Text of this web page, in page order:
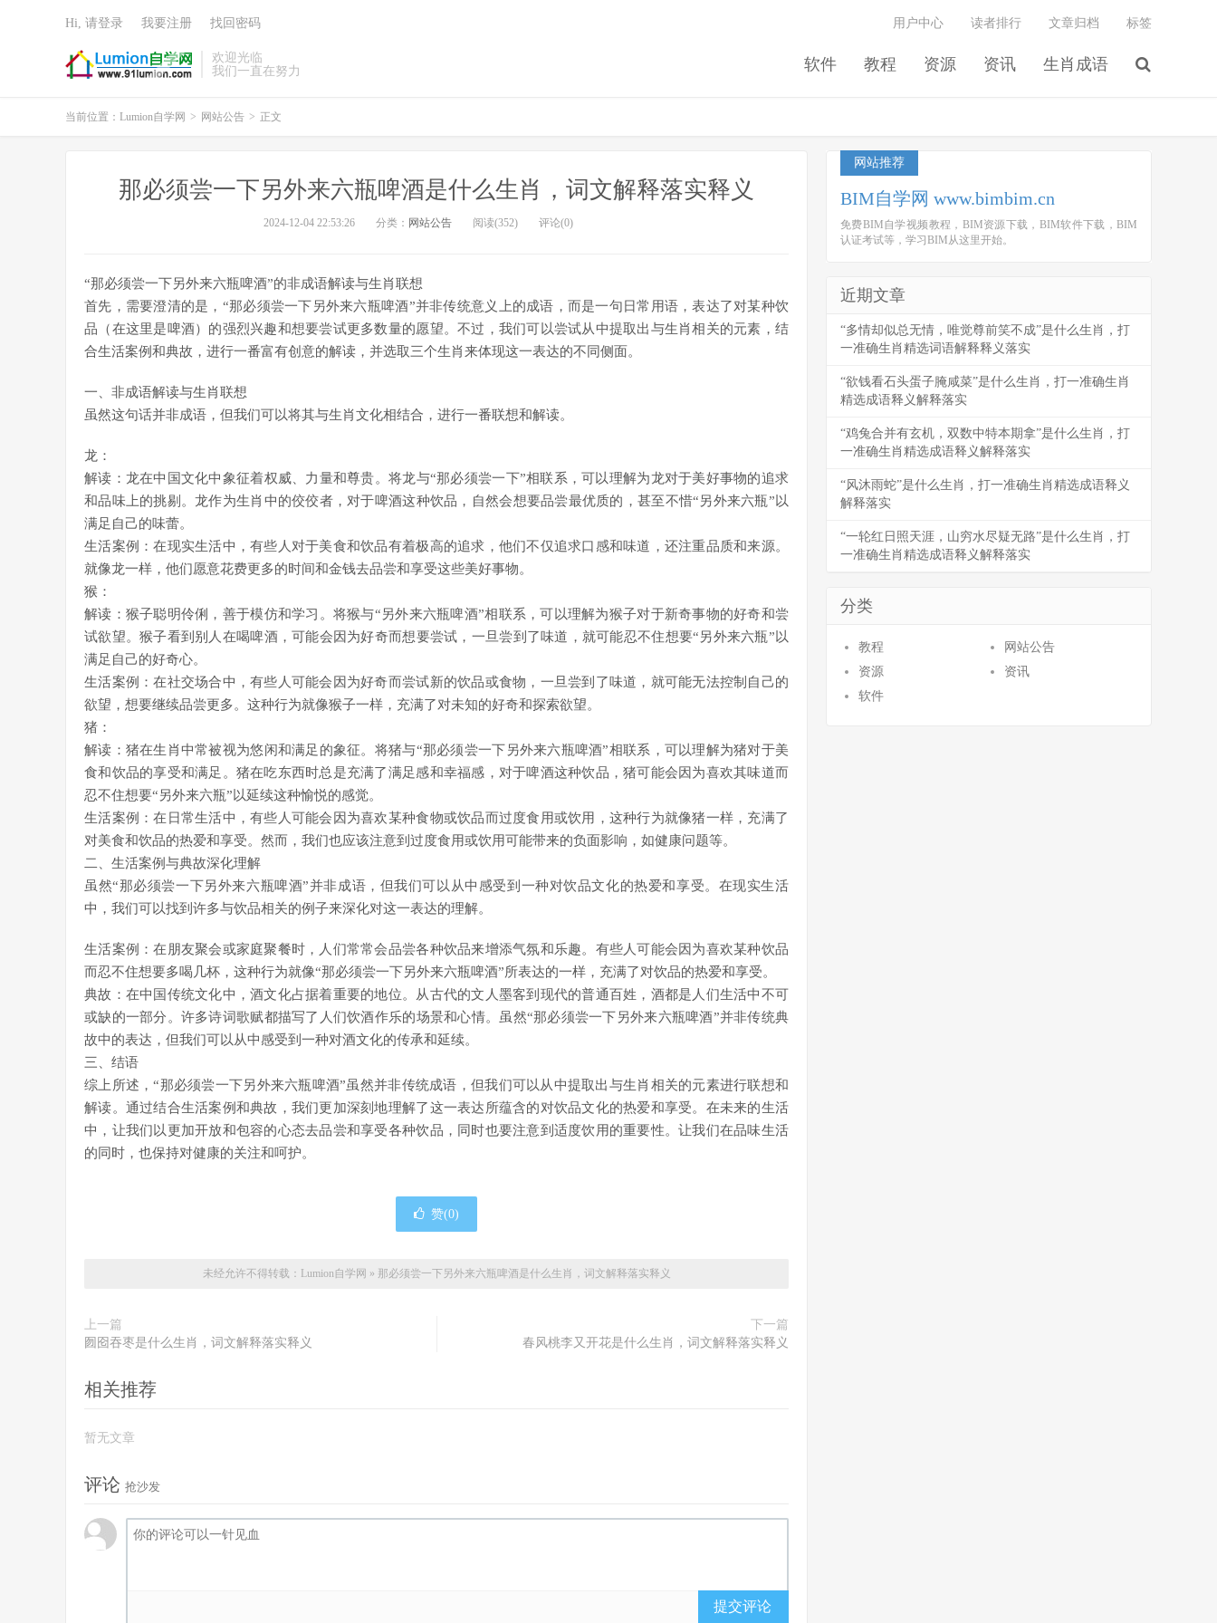
欢迎光临
我们一直在努力
软件 教程 资源 资讯 生肖成语
用户中心 读者排行 文章归档 标签
Hi, 请登录 我要注册 找回密码
当前位置： Lumion自学网 > 网站公告 > 正文
那必须尝一下另外来六瓶啤酒是什么生肖，词文解释落实释义
2024-12-04 22:53:26 分类： 网站公告 阅读(352) 评论(0)
“那必须尝一下另外来六瓶啤酒”的非成语解读与生肖联想
首先，需要澄清的是，“那必须尝一下另外来六瓶啤酒”并非传统意义上的成语，而是一句日常用语，表达了对某种饮
品（在这里是啤酒）的强烈兴趣和想要尝试更多数量的愿望。不过，我们可以尝试从中提取出与生肖相关的元素，结
合生活案例和典故，进行一番富有创意的解读，并选取三个生肖来体现这一表达的不同侧面。
一、非成语解读与生肖联想
虽然这句话并非成语，但我们可以将其与生肖文化相结合，进行一番联想和解读。
龙：
解读：龙在中国文化中象征着权威、力量和尊贵。将龙与“那必须尝一下”相联系，可以理解为龙对于美好事物的追求
和品味上的挑剔。龙作为生肖中的佼佼者，对于啤酒这种饮品，自然会想要品尝最优质的，甚至不惜“另外来六瓶”以
满足自己的味蕾。
生活案例：在现实生活中，有些人对于美食和饮品有着极高的追求，他们不仅追求口感和味道，还注重品质和来源。
就像龙一样，他们愿意花费更多的时间和金钱去品尝和享受这些美好事物。
猴：
解读：猴子聪明伶俐，善于模仿和学习。将猴与“另外来六瓶啤酒”相联系，可以理解为猴子对于新奇事物的好奇和尝
试欲望。猴子看到别人在喝啤酒，可能会因为好奇而想要尝试，一旦尝到了味道，就可能忍不住想要“另外来六瓶”以
满足自己的好奇心。
生活案例：在社交场合中，有些人可能会因为好奇而尝试新的饮品或食物，一旦尝到了味道，就可能无法控制自己的
欲望，想要继续品尝更多。这种行为就像猴子一样，充满了对未知的好奇和探索欲望。
猪：
解读：猪在生肖中常被视为悠闲和满足的象征。将猪与“那必须尝一下另外来六瓶啤酒”相联系，可以理解为猪对于美
食和饮品的享受和满足。猪在吃东西时总是充满了满足感和幸福感，对于啤酒这种饮品，猪可能会因为喜欢其味道而
忍不住想要“另外来六瓶”以延续这种愉悦的感觉。
生活案例：在日常生活中，有些人可能会因为喜欢某种食物或饮品而过度食用或饮用，这种行为就像猪一样，充满了
对美食和饮品的热爱和享受。然而，我们也应该注意到过度食用或饮用可能带来的负面影响，如健康问题等。
二、生活案例与典故深化理解
虽然“那必须尝一下另外来六瓶啤酒”并非成语，但我们可以从中感受到一种对饮品文化的热爱和享受。在现实生活
中，我们可以找到许多与饮品相关的例子来深化对这一表达的理解。
生活案例：在朋友聚会或家庭聚餐时，人们常常会品尝各种饮品来增添气氛和乐趣。有些人可能会因为喜欢某种饮品
而忍不住想要多喝几杯，这种行为就像“那必须尝一下另外来六瓶啤酒”所表达的一样，充满了对饮品的热爱和享受。
典故：在中国传统文化中，酒文化占据着重要的地位。从古代的文人墨客到现代的普通百姓，酒都是人们生活中不可
或缺的一部分。许多诗词歌赋都描写了人们饮酒作乐的场景和心情。虽然“那必须尝一下另外来六瓶啤酒”并非传统典
故中的表达，但我们可以从中感受到一种对酒文化的传承和延续。
三、结语
综上所述，“那必须尝一下另外来六瓶啤酒”虽然并非传统成语，但我们可以从中提取出与生肖相关的元素进行联想和
解读。通过结合生活案例和典故，我们更加深刻地理解了这一表达所蕴含的对饮品文化的热爱和享受。在未来的生活
中，让我们以更加开放和包容的心态去品尝和享受各种饮品，同时也要注意到适度饮用的重要性。让我们在品味生活
的同时，也保持对健康的关注和呵护。
赞(0)
未经允许不得转载： Lumion自学网 » 那必须尝一下另外来六瓶啤酒是什么生肖，词文解释落实释义
上一篇
囫囵吞枣是什么生肖，词文解释落实释义
下一篇
春风桃李又开花是什么生肖，词文解释落实释义
相关推荐
暂无文章
评论 抢沙发
提交评论
网站推荐
BIM自学网 www.bimbim.cn
免费BIM自学视频教程，BIM资源下载，BIM软件下载，BIM
认证考试等，学习BIM从这里开始。
近期文章
“多情却似总无情，唯觉尊前笑不成”是什么生肖，打
一准确生肖精选词语解释释义落实
“欲钱看石头蛋子腌咸菜”是什么生肖，打一准确生肖
精选成语释义解释落实
“鸡兔合并有玄机，双数中特本期拿”是什么生肖，打
一准确生肖精选成语释义解释落实
“风沐雨蛇”是什么生肖，打一准确生肖精选成语释义
解释落实
“一轮红日照天涯，山穷水尽疑无路”是什么生肖，打
一准确生肖精选成语释义解释落实
分类
教程
网站公告
资源
资讯
软件